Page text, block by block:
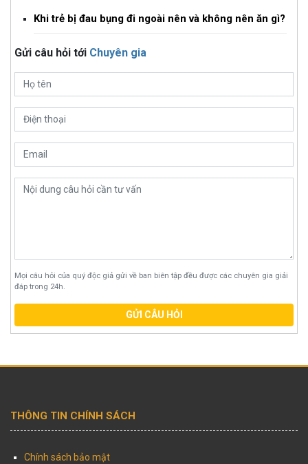
Khi trẻ bị đau bụng đi ngoài nên và không nên ăn gì?
Gửi câu hỏi tới Chuyên gia
Mọi câu hỏi của quý độc giả gửi về ban biên tập đều được các chuyên gia giải
đáp trong 24h.
GỬI CÂU HỎI
THÔNG TIN CHÍNH SÁCH
Chính sách bảo mật